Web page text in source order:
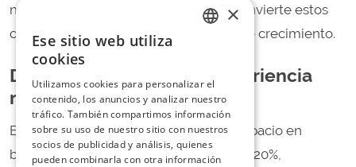
no en el tráfico. La precisión técnica convierte estos
cuellos de botella en oportunidades de crecimiento.
Diseño y UX: crear una experiencia
memorable
El diseño no trata solo de colores. El espacio en
blanco reduce la carga cognitiva en un 20%,
×
Ese sitio web utiliza
cookies
Utilizamos cookies para personalizar el
contenido, los anuncios y analizar nuestro
tráfico. También compartimos información
sobre su uso de nuestro sitio con nuestros
socios de publicidad y análisis, quienes
pueden combinarla con otra información